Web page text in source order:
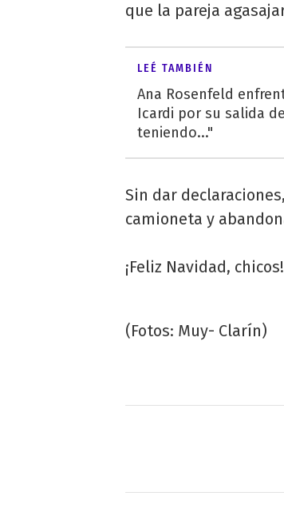
que la pareja
LEÉ TAMBIÉN
Ana Rosenfeld
Icardi por su salida
teniendo..."
Sin dar
camioneta y
¡Feliz Navidad, chicos!
(Fotos: Muy- Clarín)